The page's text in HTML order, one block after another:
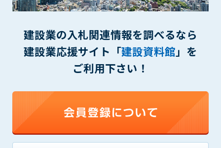
建設業の入札関連情報を調べるなら
建設業応援サイト「建設資料館」を
ご利用下さい！
(4) その他、管理者が不適当と判断した場合
管理者は、会員の承諾なく、本サービス内容の変更(新規追加、
廃止を含み)し、本サービスの運営を中止または廃止することが
できるものとします。これに起因する会員または他の第三者が
被った損害について管理者は､一切の責任をも負わないものと
第9条（会員の個人情報）
会員の氏名、住所、性別、年齢、メールアドレスその他本サー
ビスの提供に関連して管理者が知り得た会員の個人情報（以下
個人情報といいます）について、管理者は、以下の各号に該当
する場合を除き、第三者に開示または提供しないものとしま